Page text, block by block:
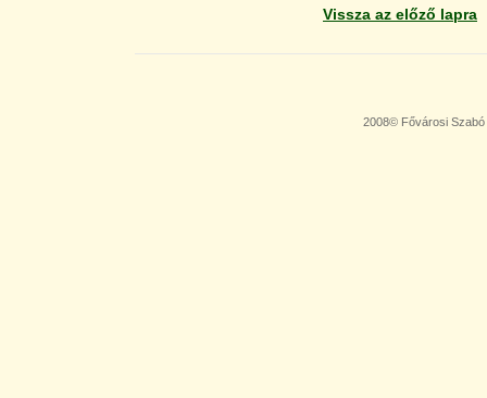
Vissza az előző lapra
2008© Fővárosi